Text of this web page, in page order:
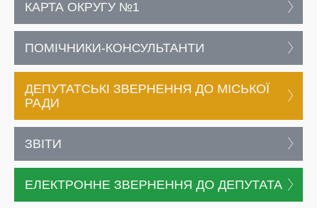
КАРТА ОКРУГУ №1
ПОМІЧНИКИ-КОНСУЛЬТАНТИ
ДЕПУТАТСЬКІ ЗВЕРНЕННЯ ДО МІСЬКОЇ
РАДИ
ЗВІТИ
ЕЛЕКТРОННЕ ЗВЕРНЕННЯ ДО ДЕПУТАТА